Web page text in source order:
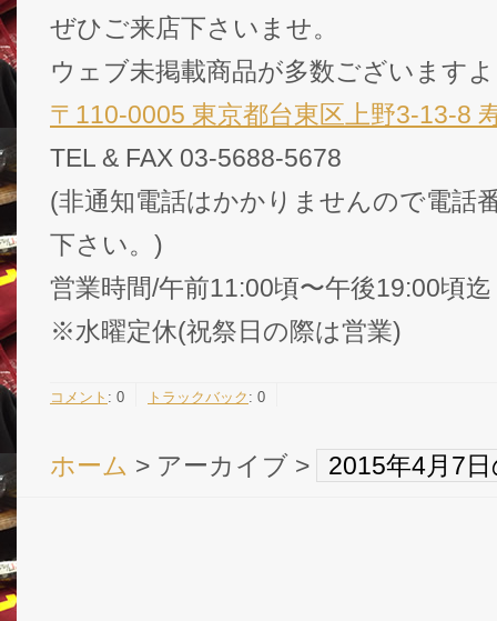
ぜひご来店下さいませ。
ウェブ未掲載商品が多数ございます
〒110-0005 東京都台東区上野3-13-8
TEL & FAX 03-5688-5678
(非通知電話はかかりませんので電話
下さい。)
営業時間/午前11:00頃〜午後19:00頃迄
※水曜定休(祝祭日の際は営業)
コメント : 0 トラックバック : 0
ホーム > アーカイブ > 2015年4月7